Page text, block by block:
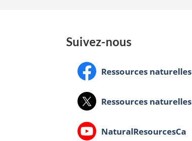
Suivez-nous
Facebook:Ressources naturelles
X: Ressources naturelles
Youtube:NaturalResourcesCa